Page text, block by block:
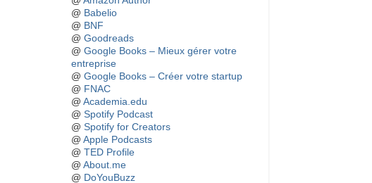
@ Babelio
@ BNF
@ Goodreads
@ Google Books – Mieux gérer votre
entreprise
@ Google Books – Créer votre startup
@ FNAC
@ Academia.edu
@ Spotify Podcast
@ Spotify for Creators
@ Apple Podcasts
@ TED Profile
@ About.me
@ DoYouBuzz